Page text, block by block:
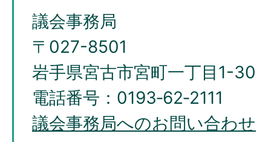
議会事務局
〒027-8501
岩手県宮古市宮町一丁目1-30
電話番号：0193‐62‐2111
議会事務局へのお問い合わせ